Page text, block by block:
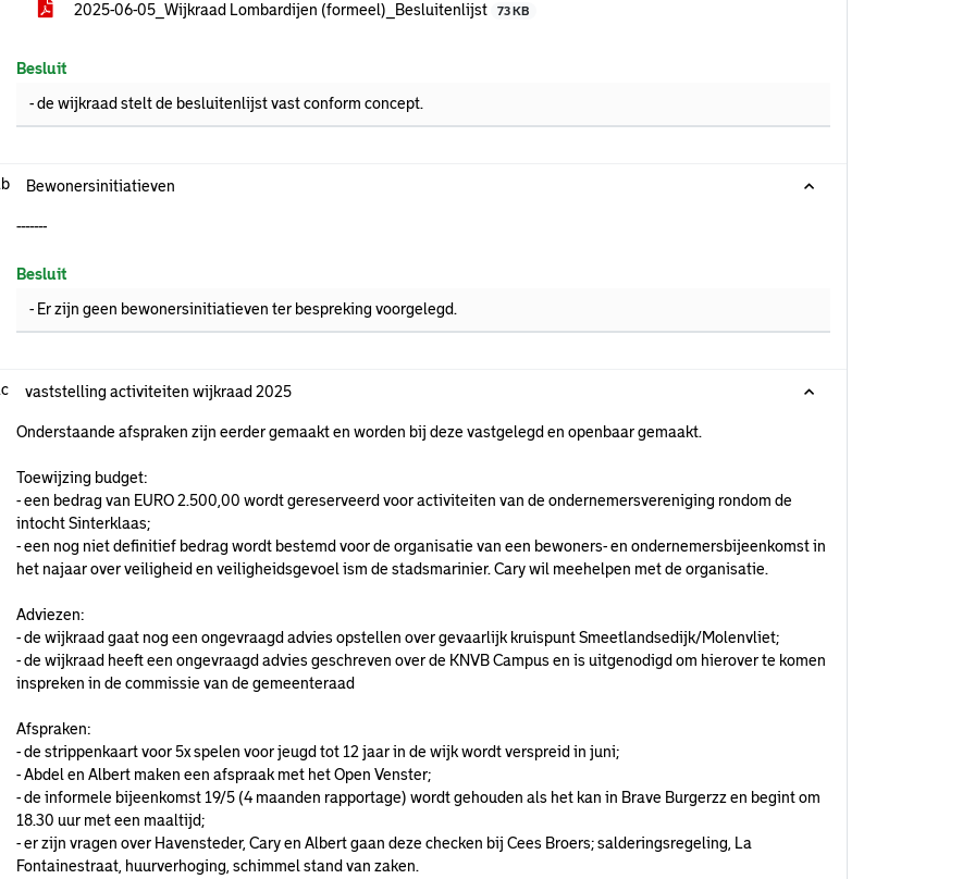
2025-06-05_Wijkraad Lombardijen (formeel)_Besluitenlijst 73 KB
Besluit
- de wijkraad stelt de besluitenlijst vast conform concept.
Bewonersinitiatieven
-------
Besluit
- Er zijn geen bewonersinitiatieven ter bespreking voorgelegd.
vaststelling activiteiten wijkraad 2025
Onderstaande afspraken zijn eerder gemaakt en worden bij deze vastgelegd en openbaar gemaakt.
Toewijzing budget:
- een bedrag van EURO 2.500,00 wordt gereserveerd voor activiteiten van de ondernemersvereniging rondom de
intocht Sinterklaas;
- een nog niet definitief bedrag wordt bestemd voor de organisatie van een bewoners- en ondernemersbijeenkomst in
het najaar over veiligheid en veiligheidsgevoel ism de stadsmarinier. Cary wil meehelpen met de organisatie.
Adviezen:
- de wijkraad gaat nog een ongevraagd advies opstellen over gevaarlijk kruispunt Smeetlandsedijk/Molenvliet;
- de wijkraad heeft een ongevraagd advies geschreven over de KNVB Campus en is uitgenodigd om hierover te komen
inspreken in de commissie van de gemeenteraad
Afspraken:
- de strippenkaart voor 5x spelen voor jeugd tot 12 jaar in de wijk wordt verspreid in juni;
- Abdel en Albert maken een afspraak met het Open Venster;
- de informele bijeenkomst 19/5 (4 maanden rapportage) wordt gehouden als het kan in Brave Burgerzz en begint om
18.30 uur met een maaltijd;
- er zijn vragen over Havensteder, Cary en Albert gaan deze checken bij Cees Broers; salderingsregeling, La
Fontainestraat, huurverhoging, schimmel stand van zaken.